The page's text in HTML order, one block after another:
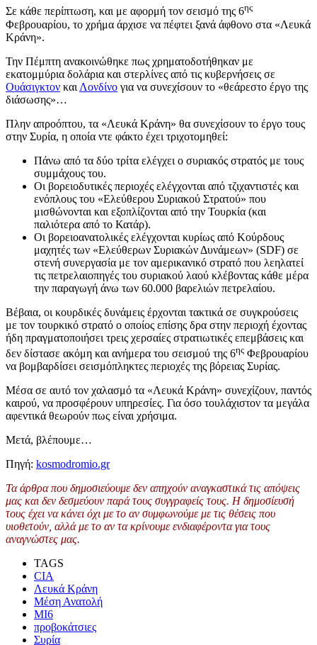
Σε κάθε περίπτωση, και με αφορμή τον σεισμό της 6ης
Φεβρουαρίου, το χρήμα άρχισε να πέφτει ξανά άφθονο στα «Λευκά
Κράνη».
Την Πέμπτη ανακοινώθηκε πως χρηματοδοτήθηκαν με
εκατομμύρια δολάρια και στερλίνες από τις κυβερνήσεις σε
Ουάσιγκτον και Λονδίνο για να συνεχίσουν το «θεάρεστο έργο της
διάσωσης»…
Πλην απροόπτου, τα «Λευκά Κράνη» θα συνεχίσουν το έργο τους
στην Συρία, η οποία ντε φάκτο έχει τριχοτομηθεί:
Πάνω από τα δύο τρίτα ελέγχει ο συριακός στρατός με τους
συμμάχους του.
Οι βορειοδυτικές περιοχές ελέγχονται από τζιχαντιστές και
ενόπλους του «Ελεύθερου Συριακού Στρατού» που
μισθώνονται και εξοπλίζονται από την Τουρκία (και
παλιότερα από το Κατάρ).
Οι βορειοανατολικές ελέγχονται κυρίως από Κούρδους
μαχητές των «Ελεύθερων Συριακών Δυνάμεων» (SDF) σε
στενή συνεργασία με τον αμερικανικό στρατό που λεηλατεί
τις πετρελαιοπηγές του συριακού λαού κλέβοντας κάθε μέρα
την παραγωγή άνω των 60.000 βαρελιών πετρελαίου.
Βέβαια, οι κουρδικές δυνάμεις έρχονται τακτικά σε συγκρούσεις
με τον τουρκικό στρατό ο οποίος επίσης δρα στην περιοχή έχοντας
ήδη πραγματοποιήσει τρεις χερσαίες στρατιωτικές επεμβάσεις και
δεν δίστασε ακόμη και ανήμερα του σεισμού της 6ης Φεβρουαρίου
να βομβαρδίσει σεισμόπληκτες περιοχές της βόρειας Συρίας.
Μέσα σε αυτό τον χαλασμό τα «Λευκά Κράνη» συνεχίζουν, παντός
καιρού, να προσφέρουν υπηρεσίες. Για όσο τουλάχιστον τα μεγάλα
αφεντικά θεωρούν πως είναι χρήσιμα.
Μετά, βλέπουμε…
Πηγή: kosmodromio.gr
Τα άρθρα που δημοσιεύουμε δεν απηχούν αναγκαστικά τις απόψεις
μας και δεν δεσμεύουν παρά τους συγγραφείς τους. Η δημοσίευσή
τους έχει να κάνει όχι με το αν συμφωνούμε με τις θέσεις που
υιοθετούν, αλλά με το αν τα κρίνουμε ενδιαφέροντα για τους
αναγνώστες μας.
TAGS
CIA
Λευκά Κράνη
Μέση Ανατολή
ΜΙ6
προβοκάτσιες
Συρία